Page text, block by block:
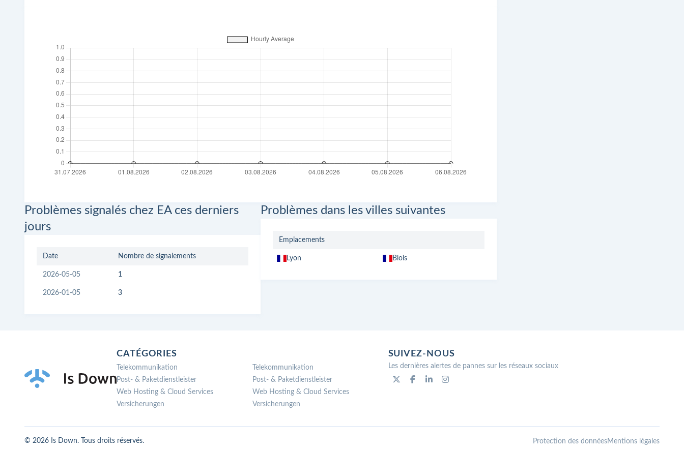
Problèmes signalés chez EA ces derniers
jours
Date Nombre de signalements
2026-05-05 1
2026-01-05 3
Problèmes dans les villes suivantes
Emplacements
Lyon Blois
CATÉGORIES
Telekommunikation
Post- & Paketdienstleister
Web Hosting & Cloud Services
Versicherungen
Telekommunikation
Post- & Paketdienstleister
Web Hosting & Cloud Services
Versicherungen
SUIVEZ-NOUS
Les dernières alertes de pannes sur les réseaux sociaux
© 2026 Is Down. Tous droits réservés. Protection des donnéesMentions légales